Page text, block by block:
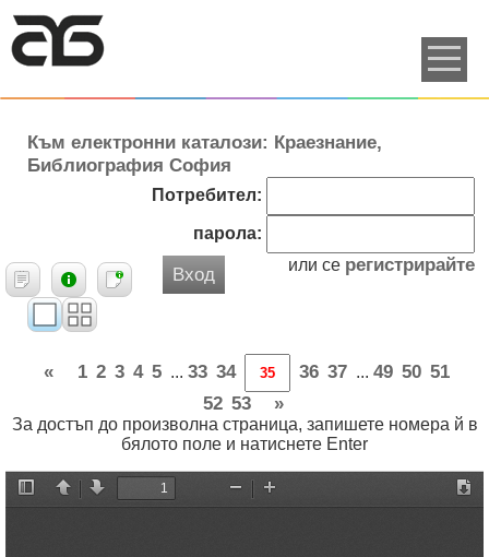
Към електронни каталози: Краезнание,
Библиография София
Потребител:
парола:
Вход или се регистрирайте
« 1 2 3 4 5 ... 33 34 36 37 ... 49 50 51
52 53 »
За достъп до произволна страница, запишете номера й в
бялото поле и натиснете Enter